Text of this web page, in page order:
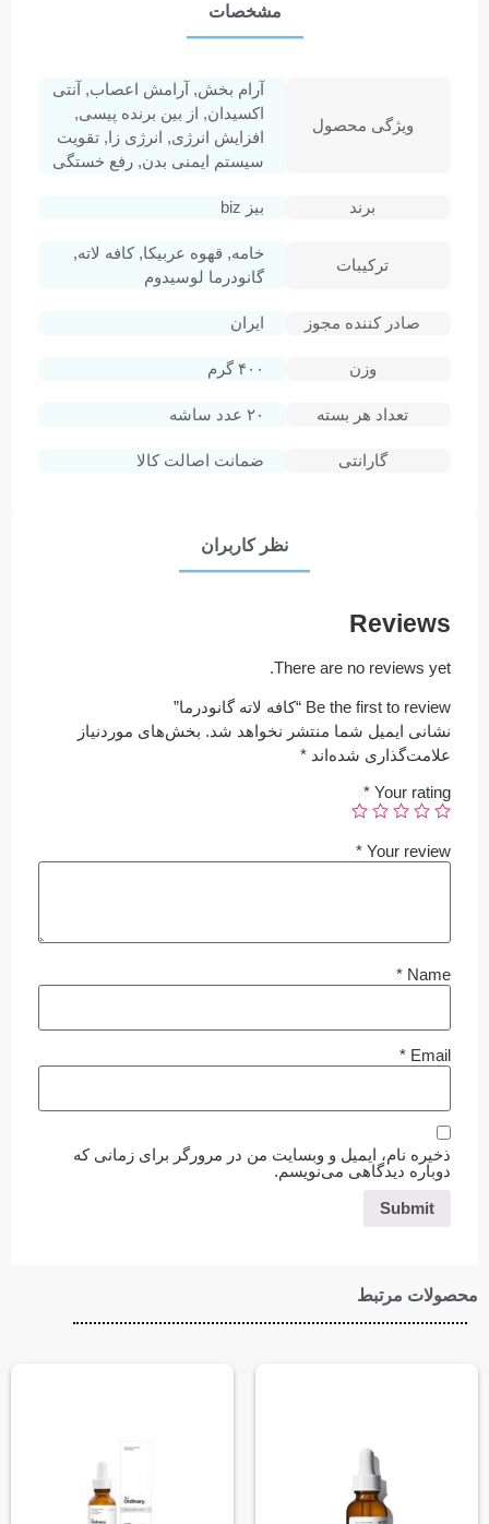
مشخصات
ویژگی محصول
آرام بخش, آرامش اعصاب, آنتی
اکسیدان, از بین برنده پیسی,
افزایش انرژی, انرژی زا, تقویت
سیستم ایمنی بدن, رفع خستگی
برند بیز biz
ترکیبات
خامه, قهوه عربیکا, کافه لاته,
گانودرما لوسیدوم
صادر کننده مجوز ایران
وزن ۴۰۰ گرم
تعداد هر بسته ۲۰ عدد ساشه
گارانتی ضمانت اصالت کالا
نظر کاربران
Reviews
There are no reviews yet.
Be the first to review “کافه لاته گانودرما”
نشانی ایمیل شما منتشر نخواهد شد. بخش‌های موردنیاز
علامت‌گذاری شده‌اند *
Your rating
*
Your review
*
Name
*
Email
*
ذخیره نام، ایمیل و وبسایت من در مرورگر برای زمانی که
دوباره دیدگاهی می‌نویسم.
محصولات مرتبط